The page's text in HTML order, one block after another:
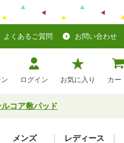
よくあるご質問 お問い合わせ
ログイン お気に入り カー
ルコア敷パッド
メンズ
レディース